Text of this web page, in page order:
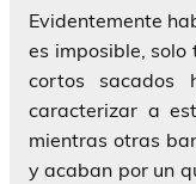
Evidentemente
es imposible, solo
cortos sacados
caracterizar a
mientras otras
y acaban por un